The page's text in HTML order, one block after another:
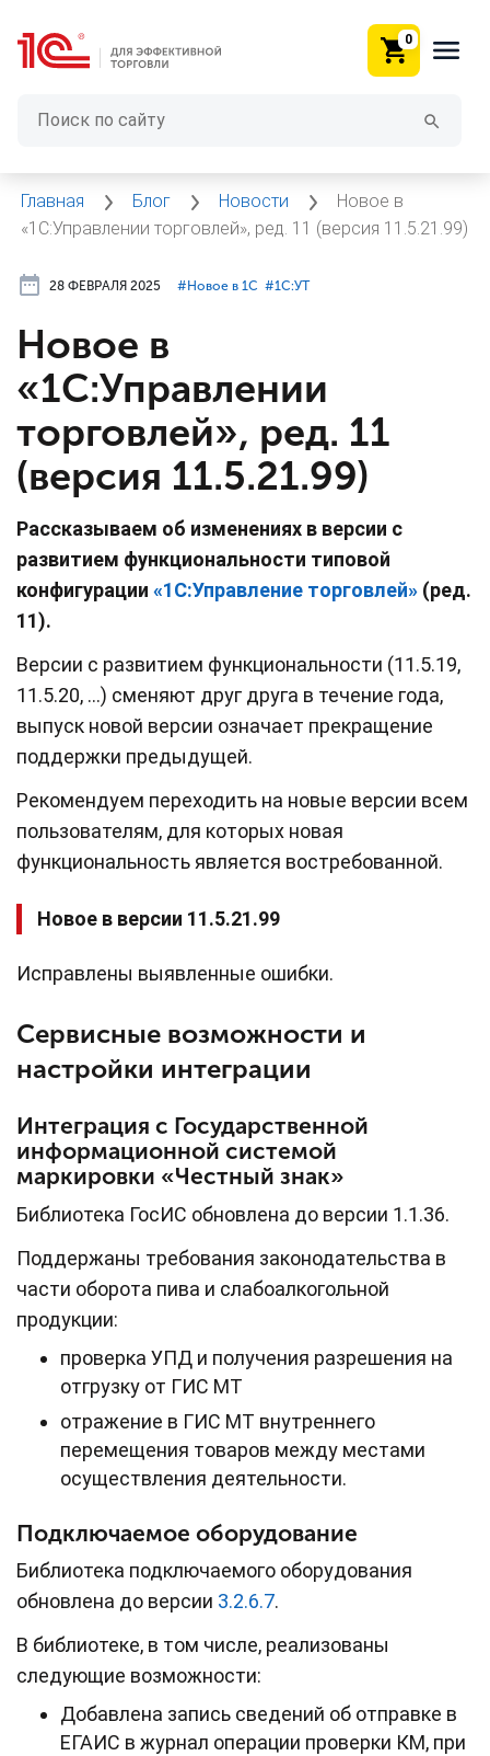
0
Главная Блог Новости
Новое в
«1С:Управлении торговлей», ред. 11 (версия 11.5.21.99)
28 ФЕВРАЛЯ 2025 #⁣Новое в 1С #⁣1С:УТ
Новое в
«1С:Управлении
торговлей», ред. 11
(версия 11.5.21.99)
Рассказываем об изменениях в версии с
развитием функциональности типовой
конфигурации «1С:Управление торговлей» (ред.
11).
Версии c развитием функциональности (11.5.19,
11.5.20, …) сменяют друг друга в течение года,
выпуск новой версии означает прекращение
поддержки предыдущей.
Рекомендуем переходить на новые версии всем
пользователям, для которых новая
функциональность является востребованной.
Новое в версии 11.5.21.99
Исправлены выявленные ошибки.
Сервисные возможности и
настройки интеграции
Интеграция с Государственной
информационной системой
маркировки «Честный знак»
Библиотека ГосИС обновлена до версии 1.1.36.
Поддержаны требования законодательства в
части оборота пива и слабоалкогольной
продукции:
проверка УПД и получения разрешения на
отгрузку от ГИС МТ
отражение в ГИС МТ внутреннего
перемещения товаров между местами
осуществления деятельности.
Подключаемое оборудование
Библиотека подключаемого оборудования
обновлена до версии 3.2.6.7.
В библиотеке, в том числе, реализованы
следующие возможности:
Добавлена запись сведений об отправке в
ЕГАИС в журнал операции проверки КМ, при